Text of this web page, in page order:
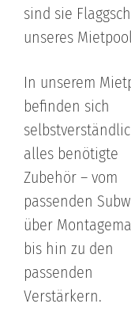
sind sie
unseres
In unserem
befinden sich
alles benötigte
Zubehör – vom
passenden
über
bis hin zu den
passenden
Verstärkern.